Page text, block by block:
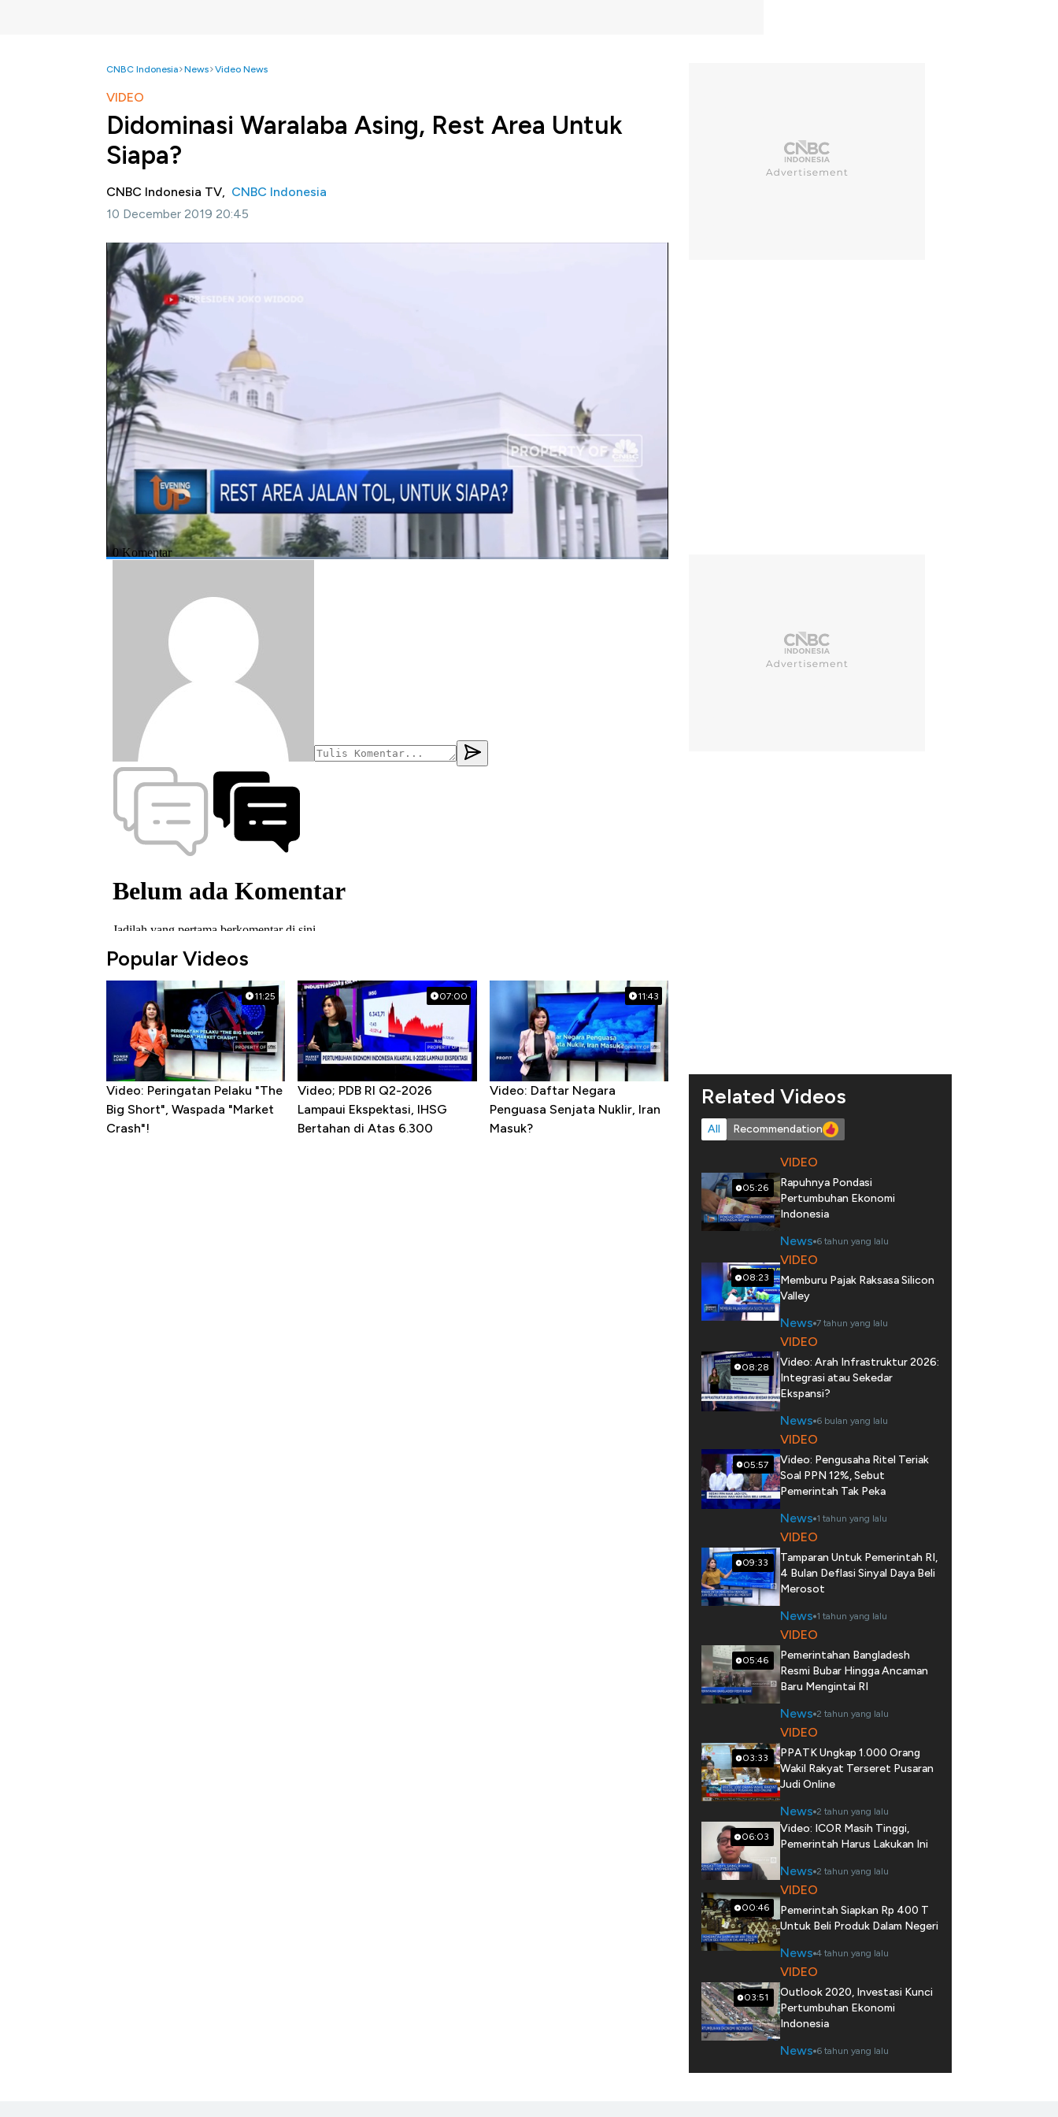
CNBC Indonesia News Video News
VIDEO
Didominasi Waralaba Asing, Rest Area Untuk
Siapa?
CNBC Indonesia TV, CNBC Indonesia
10 December 2019 20:45
Jakarta, CNBC Indonesia -
pada sektor Usaha Mikro Kecil dan Menengah, UMKM. Hal itu tercermin melalui perhatian Presiden
Joko Widodo, terkait kehadiran UMKM di Rest Area Jalan Tol. Maka Presiden Joko Widodo minta
rest area tol diisi oleh produk lokal, bukan produk asing.
Simak informasinya dalam Program Evening Up 10/12/2019 berikut ini.
Bagikan:
#pemerintah #indonesia #umkm #rest area #jalan tol
Popular Videos
11:25
Video: Peringatan Pelaku "The
Big Short", Waspada "Market
Crash"!
07:00
Video; PDB RI Q2-2026
Lampaui Ekspektasi, IHSG
Bertahan di Atas 6.300
11:43
Video: Daftar Negara
Penguasa Senjata Nuklir, Iran
Masuk?
Related Videos
All Recommendation
05:26
VIDEO
Rapuhnya Pondasi
Pertumbuhan Ekonomi
Indonesia
News 6 tahun yang lalu
08:23
VIDEO
Memburu Pajak Raksasa Silicon
Valley
News 7 tahun yang lalu
08:28
VIDEO
Video: Arah Infrastruktur 2026:
Integrasi atau Sekedar
Ekspansi?
News 6 bulan yang lalu
05:57
VIDEO
Video: Pengusaha Ritel Teriak
Soal PPN 12%, Sebut
Pemerintah Tak Peka
News 1 tahun yang lalu
09:33
VIDEO
Tamparan Untuk Pemerintah RI,
4 Bulan Deflasi Sinyal Daya Beli
Merosot
News 1 tahun yang lalu
05:46
VIDEO
Pemerintahan Bangladesh
Resmi Bubar Hingga Ancaman
Baru Mengintai RI
News 2 tahun yang lalu
03:33
VIDEO
PPATK Ungkap 1.000 Orang
Wakil Rakyat Terseret Pusaran
Judi Online
News 2 tahun yang lalu
06:03
Video: ICOR Masih Tinggi,
Pemerintah Harus Lakukan Ini
News 2 tahun yang lalu
00:46
VIDEO
Pemerintah Siapkan Rp 400 T
Untuk Beli Produk Dalam Negeri
News 4 tahun yang lalu
03:51
VIDEO
Outlook 2020, Investasi Kunci
Pertumbuhan Ekonomi
Indonesia
News 6 tahun yang lalu